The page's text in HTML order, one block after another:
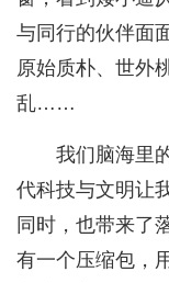
与同行的伙伴面
原始质朴、世外
乱……
我们脑海里
代科技与文明让
同时，也带来了
有一个压缩包，